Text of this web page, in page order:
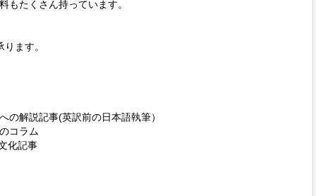
もたくさん持っています。
ます。
解説記事(英訳前の日本語執筆）
コラム
化記事